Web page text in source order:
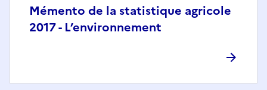
Mémento de la statistique agricole
2017 - L’environnement